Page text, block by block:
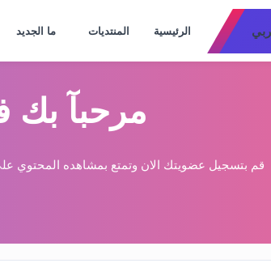
الرئيسية المنتديات ما الجديد
مرحبآ بك
قم بتسجيل عضويتك الان وتمتع بمشاهده المحتوي